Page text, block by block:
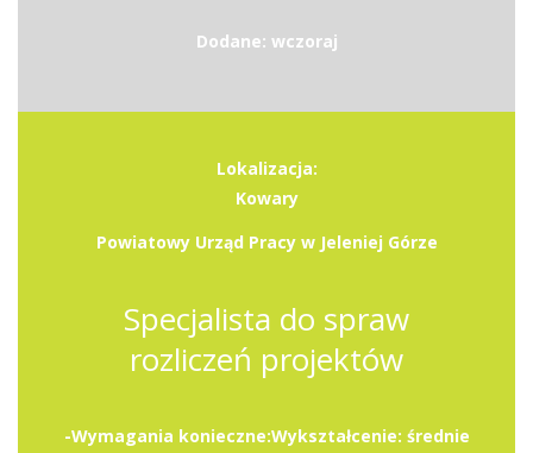
Dodane: wczoraj
Lokalizacja:
Kowary
Powiatowy Urząd Pracy w Jeleniej Górze
Specjalista do spraw
rozliczeń projektów
-Wymagania konieczne:Wykształcenie: średnie